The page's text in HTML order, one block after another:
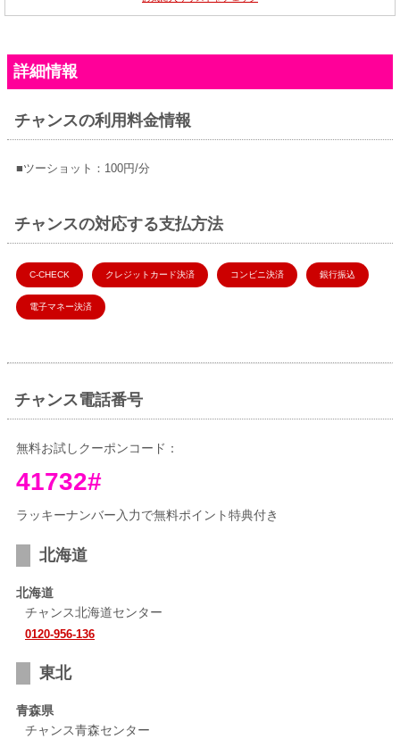
詳細情報
チャンスの利用料金情報
■ツーショット：100円/分
チャンスの対応する支払方法
C-CHECK クレジットカード決済 コンビニ決済 銀行振込
電子マネー決済
チャンス電話番号
無料お試しクーポンコード：
41732#
ラッキーナンバー入力で無料ポイント特典付き
北海道
北海道
チャンス北海道センター
0120-956-136
東北
青森県
チャンス青森センター